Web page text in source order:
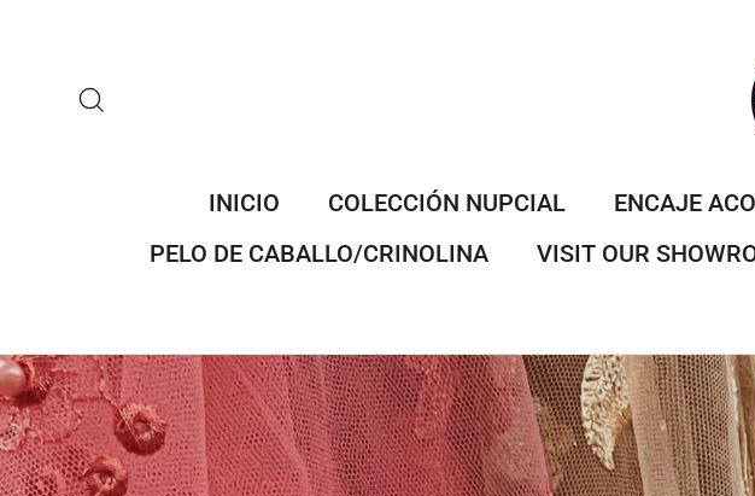
INICIO COLECCIÓN NUPCIAL ENCAJE
PELO DE CABALLO/CRINOLINA
VISIT OUR